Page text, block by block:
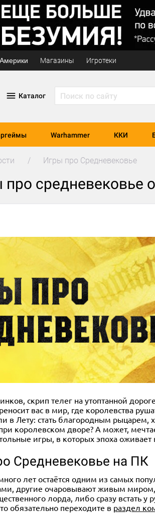
Магазины Игротеки
Каталог
Warhammer ККИ
Игры про Средневековье
средневековье
скрип телег на утоптанной
вас в мир, где королевства
в Лету: стать благородным
королевском дворе? А может,
игры, в которых эпоха оживает
Средневековье на ПК
лет остаётся одним из самых
другие очаровывают живым
лорда, либо сразу встать
обязательно переходите в раздел